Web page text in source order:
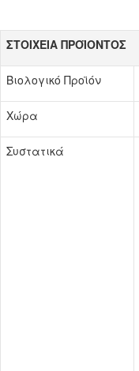
ΣΤΟΙΧΕΙΑ ΠΡΟΪΟΝΤΟΣ
Βιολογικό Προϊόν
Χώρα
Συστατικά